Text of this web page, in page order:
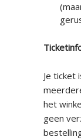
Je ticket
het
geen